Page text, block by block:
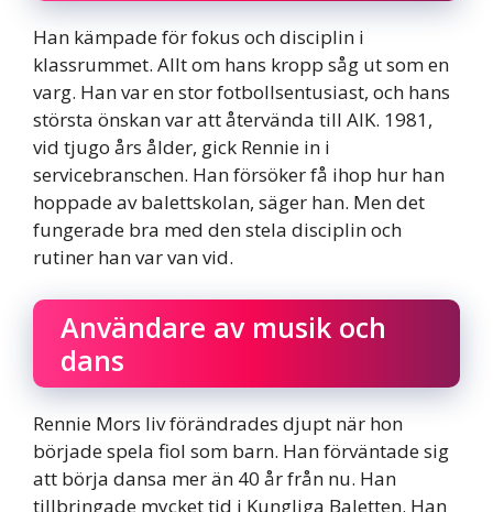
Han kämpade för fokus och disciplin i
klassrummet. Allt om hans kropp såg ut som en
varg. Han var en stor fotbollsentusiast, och hans
största önskan var att återvända till AIK. 1981,
vid tjugo års ålder, gick Rennie in i
servicebranschen. Han försöker få ihop hur han
hoppade av balettskolan, säger han. Men det
fungerade bra med den stela disciplin och
rutiner han var van vid.
Användare av musik och
dans
Rennie Mors liv förändrades djupt när hon
började spela fiol som barn. Han förväntade sig
att börja dansa mer än 40 år från nu. Han
tillbringade mycket tid i Kungliga Baletten. Han